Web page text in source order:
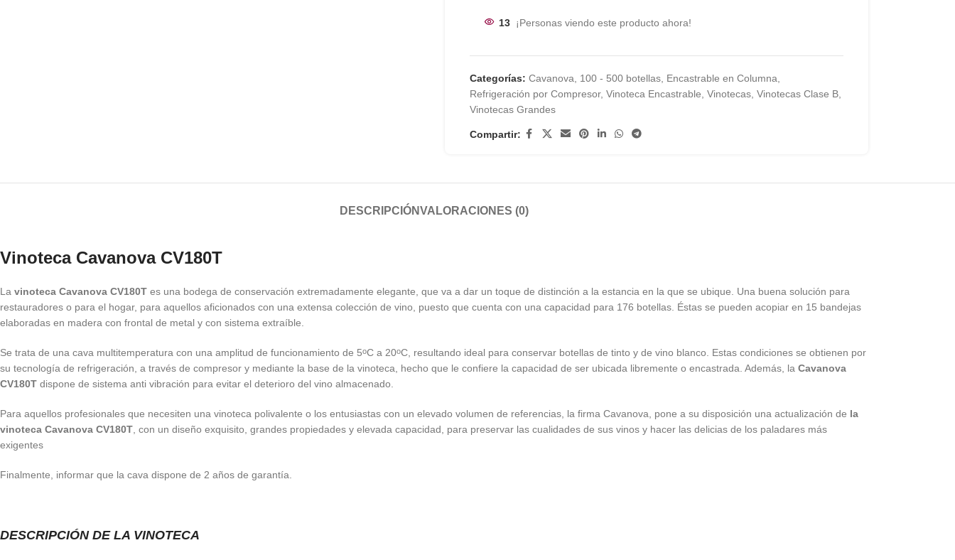
13 ¡Personas viendo este producto ahora!
Categorías: Cavanova 100 - 500 botellas, Encastrable en Columna
Refrigeración por Compresor, Vinoteca Encastrable Vinotecas, Vinotecas Clase B,
Vinotecas Grandes
Compartir:
DESCRIPCIÓNVALORACIONES (0)
Vinoteca Cavanova CV180T
La vinoteca Cavanova CV180T es una bodega de conservación extremadamente elegante, que va a dar un toque de distinción a la estancia en la que se ubique. Una buena solución para
restauradores o para el hogar, para aquellos aficionados con una extensa colección de vino, puesto que cuenta con una capacidad para 176 botellas. Éstas se pueden acopiar en 15 bandejas
elaboradas en madera con frontal de metal y con sistema extraíble.
Se trata de una cava multitemperatura con una amplitud de funcionamiento de 5oC a 20oC, resultando ideal para conservar botellas de tinto y de vino blanco. Estas condiciones se obtienen por
su tecnología de refrigeración, a través de compresor y mediante la base de la vinoteca, hecho que le confiere la capacidad de ser ubicada libremente o encastrada. Además, la Cavanova
CV180T dispone de sistema anti vibración para evitar el deterioro del vino almacenado.
Para aquellos profesionales que necesiten una vinoteca polivalente o los entusiastas con un elevado volumen de referencias, la firma Cavanova, pone a su disposición una actualización de la
vinoteca Cavanova CV180T , con un diseño exquisito, grandes propiedades y elevada capacidad, para preservar las cualidades de sus vinos y hacer las delicias de los paladares más
exigentes
Finalmente, informar que la cava dispone de 2 años de garantía.
DESCRIPCIÓN DE LA VINOTECA